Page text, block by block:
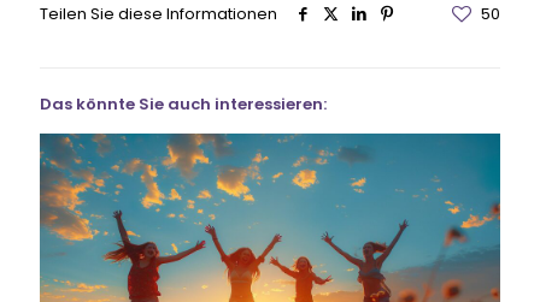
Teilen Sie diese Informationen 50
Das könnte Sie auch interessieren: